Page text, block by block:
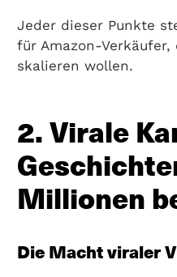
Jeder dieser Punkte
für Amazon-
skalieren wollen.
2. Virale
Millionen
Die Macht viraler